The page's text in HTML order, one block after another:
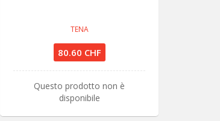
TENA
80.60 CHF
Questo prodotto non è
disponibile